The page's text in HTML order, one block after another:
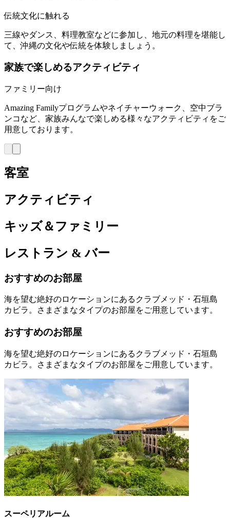
伝統文化に触れる
三線やダンス、料理教室などに参加し、地元の料理を堪能し
て、沖縄の文化や伝統を体験しましょう。
家族で楽しめるアクティビティ
ファミリー向け
Amazing Familyプログラムやネイチャーウォーク、空中ブラ
ンコなど、家族みんなで楽しめる様々なアクティビティをご
用意しております。
客室
アクティビティ
キッズ＆ファミリー
レストラン & バー
おすすめのお部屋
海を望む絶好のロケーションにあるクラブメッド・石垣島
カビラ。さまざまなタイプのお部屋をご用意しています。
おすすめのお部屋
海を望む絶好のロケーションにあるクラブメッド・石垣島
カビラ。さまざまなタイプのお部屋をご用意しています。
スーペリアルーム